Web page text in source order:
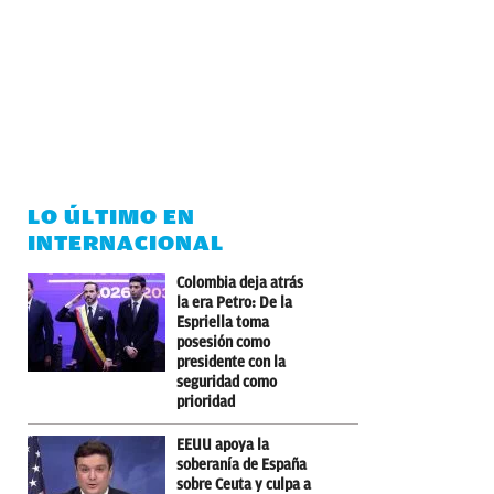
LO ÚLTIMO EN
INTERNACIONAL
Colombia deja atrás
la era Petro: De la
Espriella toma
posesión como
presidente con la
seguridad como
prioridad
EEUU apoya la
soberanía de España
sobre Ceuta y culpa a